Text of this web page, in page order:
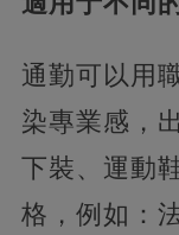
通勤可以用
染專業感，
下裝、運動
格，例如：